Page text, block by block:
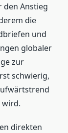
den Anstieg
die
und
globaler
zur
schwierig,
wird.
direkten